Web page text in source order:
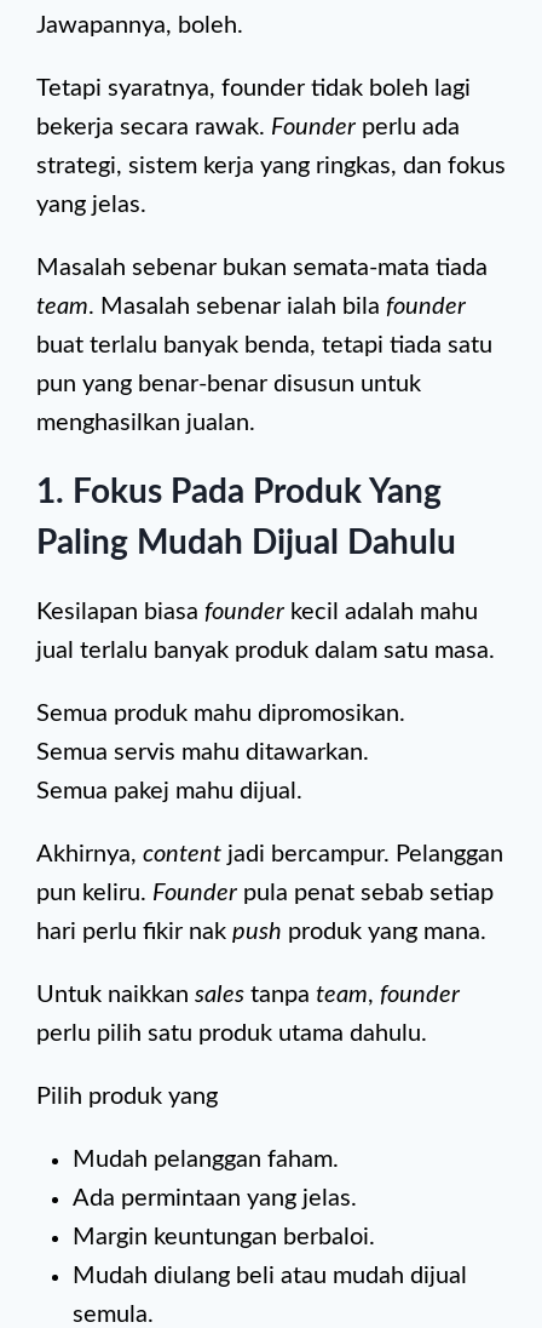
Jawapannya, boleh.
Tetapi syaratnya, founder tidak boleh lagi
bekerja secara rawak. Founder perlu ada
strategi, sistem kerja yang ringkas, dan fokus
yang jelas.
Masalah sebenar bukan semata-mata tiada
team. Masalah sebenar ialah bila founder
buat terlalu banyak benda, tetapi tiada satu
pun yang benar-benar disusun untuk
menghasilkan jualan.
1. Fokus Pada Produk Yang
Paling Mudah Dijual Dahulu
Kesilapan biasa founder kecil adalah mahu
jual terlalu banyak produk dalam satu masa.
Semua produk mahu dipromosikan.
Semua servis mahu ditawarkan.
Semua pakej mahu dijual.
Akhirnya, content jadi bercampur. Pelanggan
pun keliru. Founder pula penat sebab setiap
hari perlu fikir nak push produk yang mana.
Untuk naikkan sales tanpa team, founder
perlu pilih satu produk utama dahulu.
Pilih produk yang
Mudah pelanggan faham.
Ada permintaan yang jelas.
Margin keuntungan berbaloi.
Mudah diulang beli atau mudah dijual
semula.